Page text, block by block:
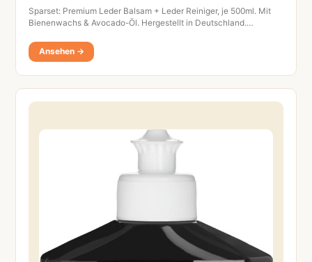
Sparset: Premium Leder Balsam + Leder Reiniger, je 500ml. Mit
Bienenwachs & Avocado-Öl. Hergestellt in Deutschland.…
Ansehen →